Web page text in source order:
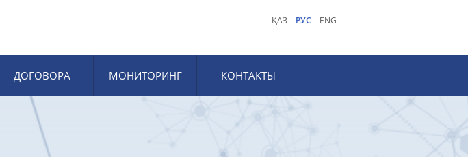
ҚАЗ РУС ENG
ДОГОВОРА МОНИТОРИНГ КОНТАКТЫ